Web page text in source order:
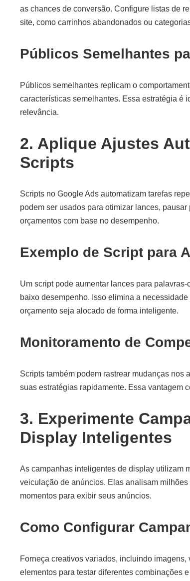
as chances de conversão. Configure listas de
site, como carrinhos abandonados ou
Públicos Semelhantes
Públicos semelhantes replicam o
características semelhantes. Essa estratégia é
relevância.
2. Aplique Ajustes
Scripts
Scripts no Google Ads automatizam tarefas
podem ser usados para otimizar lances,
orçamentos com base no desempenho.
Exemplo de Script para
Um script pode aumentar lances para
baixo desempenho. Isso elimina a
orçamento seja alocado de forma inteligente.
Monitoramento de
Scripts também podem rastrear mudanças
suas estratégias rapidamente. Essa vantagem
3. Experimente
Display Inteligentes
As campanhas inteligentes de display utilizam
veiculação de anúncios. Elas analisam
momentos para exibir seus anúncios.
Como Configurar
Forneça creativos variados, incluindo
elementos para testar diferentes combinações